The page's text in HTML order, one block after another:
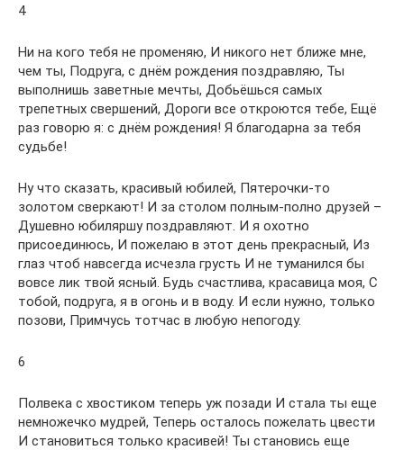
4
Ни на кого тебя не променяю, И никого нет ближе мне,
чем ты, Подруга, с днём рождения поздравляю, Ты
выполнишь заветные мечты, Добьёшься самых
трепетных свершений, Дороги все откроются тебе, Ещё
раз говорю я: с днём рождения! Я благодарна за тебя
судьбе!
Ну что сказать, красивый юбилей, Пятерочки-то
золотом сверкают! И за столом полным-полно друзей –
Душевно юбиляршу поздравляют. И я охотно
присоединюсь, И пожелаю в этот день прекрасный, Из
глаз чтоб навсегда исчезла грусть И не туманился бы
вовсе лик твой ясный. Будь счастлива, красавица моя, С
тобой, подруга, я в огонь и в воду. И если нужно, только
позови, Примчусь тотчас в любую непогоду.
6
Полвека с хвостиком теперь уж позади И стала ты еще
немножечко мудрей, Теперь осталось пожелать цвести
И становиться только красивей! Ты становись еще